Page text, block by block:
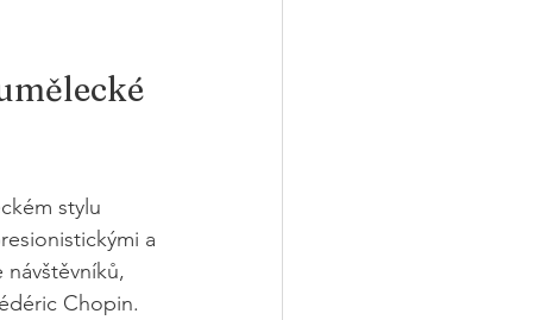
stylu
a
Chopin.